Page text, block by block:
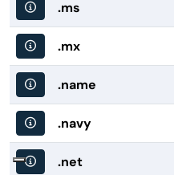
.ms
.mx
.name
.navy
.net